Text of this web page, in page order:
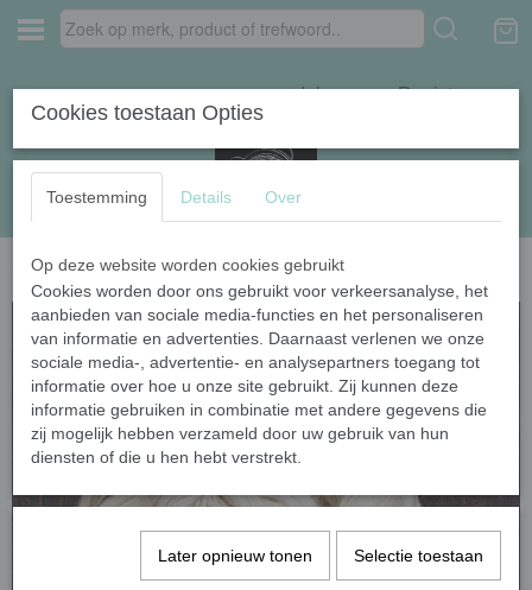
Inloggen Registreren
Home › Naturel garens › Cleopatra Natural 600
Cookies toestaan Opties
Toestemming Details Over
Op deze website worden cookies gebruikt
Cookies worden door ons gebruikt voor verkeersanalyse, het
aanbieden van sociale media-functies en het personaliseren
van informatie en advertenties. Daarnaast verlenen we onze
sociale media-, advertentie- en analysepartners toegang tot
informatie over hoe u onze site gebruikt. Zij kunnen deze
informatie gebruiken in combinatie met andere gegevens die
zij mogelijk hebben verzameld door uw gebruik van hun
diensten of die u hen hebt verstrekt.
Later opnieuw tonen Selectie toestaan